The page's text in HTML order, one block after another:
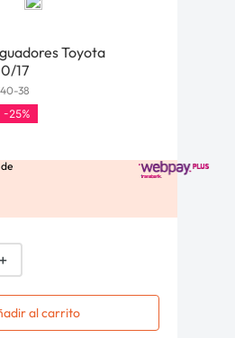
Toyota
17
38
-25%
＋
al carrito